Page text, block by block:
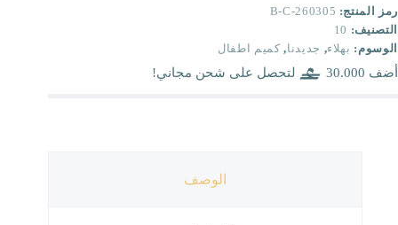
رمز المنتج: B-C-260305
التصنيف: 10
الوسوم: بهلاء, جديدنا, كميم اطفال
أضف 30.000 لتحصل على شحن مجاني!
الوصف